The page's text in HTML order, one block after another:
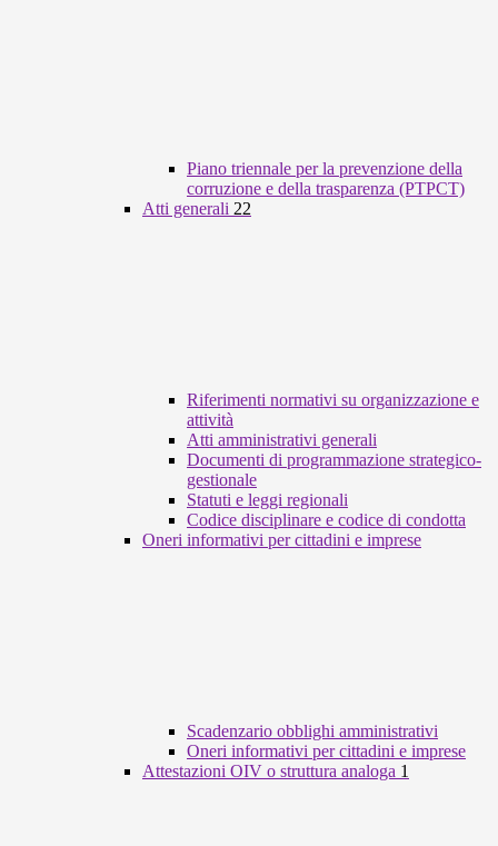
Piano triennale per la prevenzione della
corruzione e della trasparenza (PTPCT)
Atti generali 22
Riferimenti normativi su organizzazione e
attività
Atti amministrativi generali
Documenti di programmazione strategico-
gestionale
Statuti e leggi regionali
Codice disciplinare e codice di condotta
Oneri informativi per cittadini e imprese
Scadenzario obblighi amministrativi
Oneri informativi per cittadini e imprese
Attestazioni OIV o struttura analoga 1